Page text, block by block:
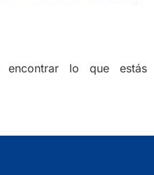
encontrar lo que estás